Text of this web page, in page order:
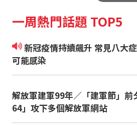
一周熱門話題 TOP5
新冠疫情持續飆升 常見八大症狀 沒發燒也
可能感染
解放軍建軍99年／「建軍節」前
64」攻下多個解放軍網站